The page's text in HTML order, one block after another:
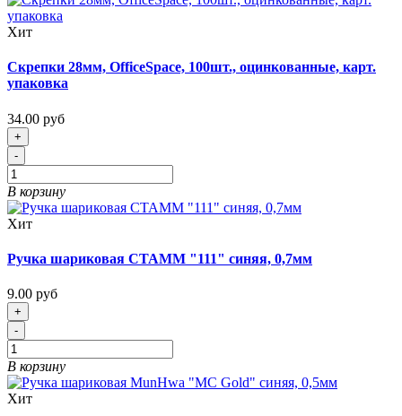
Хит
Скрепки 28мм, OfficeSpace, 100шт., оцинкованные, карт.
упаковка
34.00 руб
+
-
В корзину
Хит
Ручка шариковая СТАММ "111" синяя, 0,7мм
9.00 руб
+
-
В корзину
Хит